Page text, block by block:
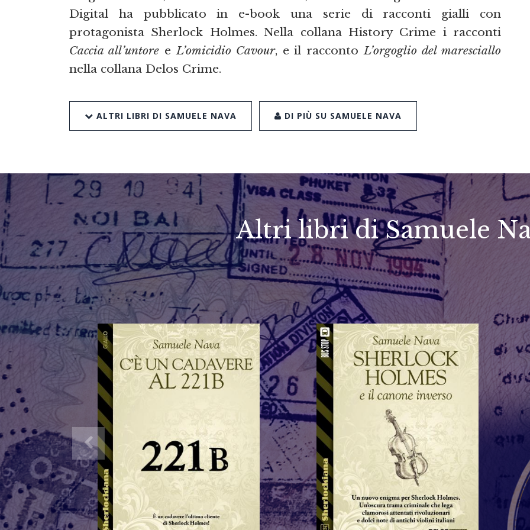
Digital ha pubblicato in e-book una serie di racconti gialli con
protagonista Sherlock Holmes. Nella collana History Crime i racconti
Caccia all’untoreeL’omicidio Cavour, e il raccontoL’orgoglio del maresciallo
nella collana Delos Crime.
ALTRI LIBRI DI SAMUELE NAVA DI PIÙ SU SAMUELE NAVA
Altri libri di Samuele